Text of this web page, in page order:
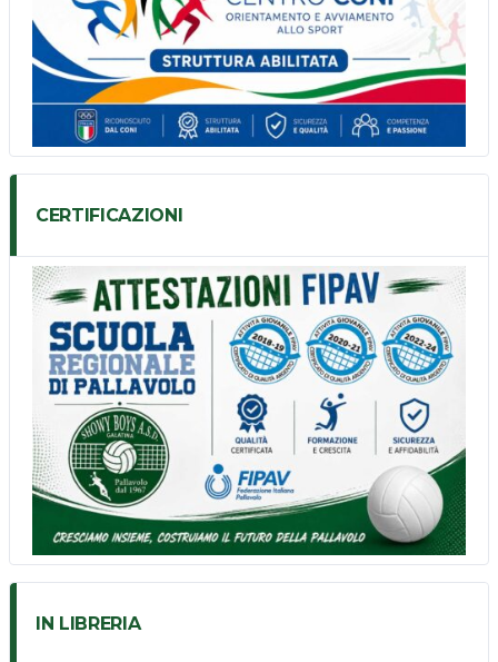
CERTIFICAZIONI
IN LIBRERIA